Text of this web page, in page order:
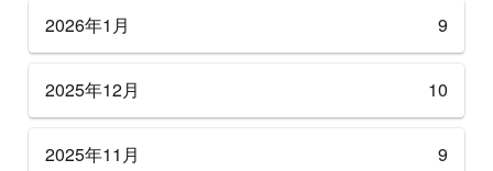
2026年1月 9
2025年12月 10
2025年11月 9